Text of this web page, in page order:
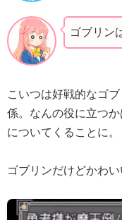
ゴブリン
こいつは好戦的なゴ
係。なんの役に立つ
についてくることに。
ゴブリンだけどかわ